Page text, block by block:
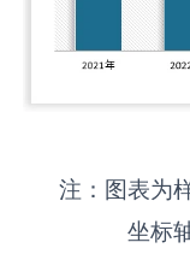
注：图表为
坐标